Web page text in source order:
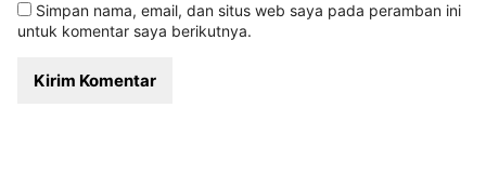
Simpan nama, email, dan situs web saya pada peramban ini
untuk komentar saya berikutnya.